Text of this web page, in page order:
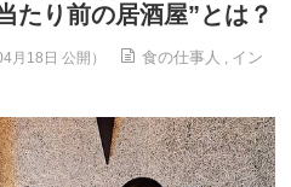
たり前の居酒屋”とは？
月18日 公開） 食の仕事人 , イン